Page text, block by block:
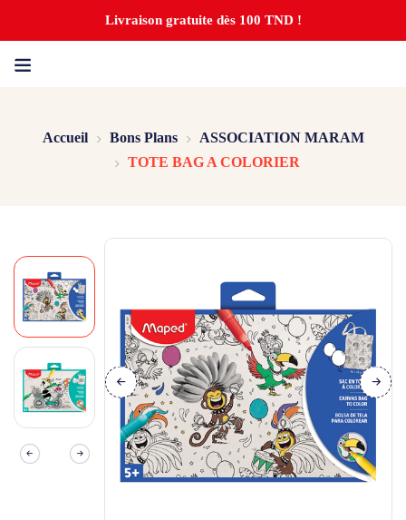
Livraison gratuite dès 100 TND !
Accueil Bons Plans
ASSOCIATION MARAM
TOTE BAG A COLORIER